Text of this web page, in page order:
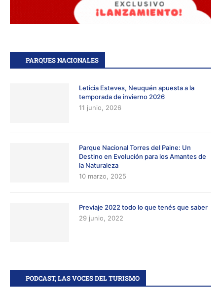
PARQUES NACIONALES
Leticia Esteves, Neuquén apuesta a la
temporada de invierno 2026
11 junio, 2026
Parque Nacional Torres del Paine: Un
Destino en Evolución para los Amantes de
la Naturaleza
10 marzo, 2025
Previaje 2022 todo lo que tenés que saber
29 junio, 2022
PODCAST, LAS VOCES DEL TURISMO